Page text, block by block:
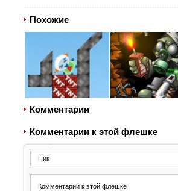
Похожие
Комментарии
Комментарии к этой флешке